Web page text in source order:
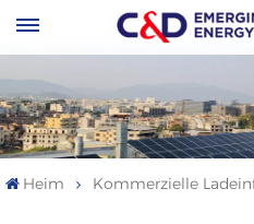
Heim Kommerzielle